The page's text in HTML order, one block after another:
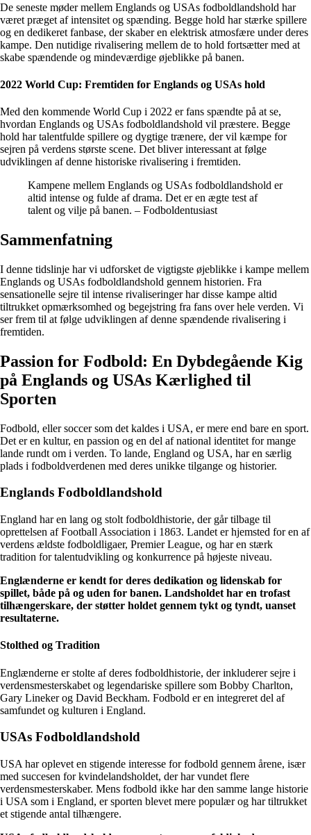
De seneste møder mellem Englands og USAs fodboldlandshold har
været præget af intensitet og spænding. Begge hold har stærke spillere
og en dedikeret fanbase, der skaber en elektrisk atmosfære under deres
kampe. Den nutidige rivalisering mellem de to hold fortsætter med at
skabe spændende og mindeværdige øjeblikke på banen.
2022 World Cup: Fremtiden for Englands og USAs hold
Med den kommende World Cup i 2022 er fans spændte på at se,
hvordan Englands og USAs fodboldlandshold vil præstere. Begge
hold har talentfulde spillere og dygtige trænere, der vil kæmpe for
sejren på verdens største scene. Det bliver interessant at følge
udviklingen af denne historiske rivalisering i fremtiden.
Kampene mellem Englands og USAs fodboldlandshold er
altid intense og fulde af drama. Det er en ægte test af
talent og vilje på banen. – Fodboldentusiast
Sammenfatning
I denne tidslinje har vi udforsket de vigtigste øjeblikke i kampe mellem
Englands og USAs fodboldlandshold gennem historien. Fra
sensationelle sejre til intense rivaliseringer har disse kampe altid
tiltrukket opmærksomhed og begejstring fra fans over hele verden. Vi
ser frem til at følge udviklingen af denne spændende rivalisering i
fremtiden.
Passion for Fodbold: En Dybdegående Kig
på Englands og USAs Kærlighed til
Sporten
Fodbold, eller soccer som det kaldes i USA, er mere end bare en sport.
Det er en kultur, en passion og en del af national identitet for mange
lande rundt om i verden. To lande, England og USA, har en særlig
plads i fodboldverdenen med deres unikke tilgange og historier.
Englands Fodboldlandshold
England har en lang og stolt fodboldhistorie, der går tilbage til
oprettelsen af Football Association i 1863. Landet er hjemsted for en af
verdens ældste fodboldligaer, Premier League, og har en stærk
tradition for talentudvikling og konkurrence på højeste niveau.
Englænderne er kendt for deres dedikation og lidenskab for
spillet, både på og uden for banen. Landsholdet har en trofast
tilhængerskare, der støtter holdet gennem tykt og tyndt, uanset
resultaterne.
Stolthed og Tradition
Englænderne er stolte af deres fodboldhistorie, der inkluderer sejre i
verdensmesterskabet og legendariske spillere som Bobby Charlton,
Gary Lineker og David Beckham. Fodbold er en integreret del af
samfundet og kulturen i England.
USAs Fodboldlandshold
USA har oplevet en stigende interesse for fodbold gennem årene, især
med succesen for kvindelandsholdet, der har vundet flere
verdensmesterskaber. Mens fodbold ikke har den samme lange historie
i USA som i England, er sporten blevet mere populær og har tiltrukket
et stigende antal tilhængere.